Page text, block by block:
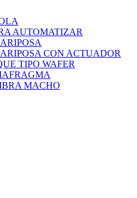
AUTOMATIZAR
CON ACTUADOR
TIPO WAFER
MACHO